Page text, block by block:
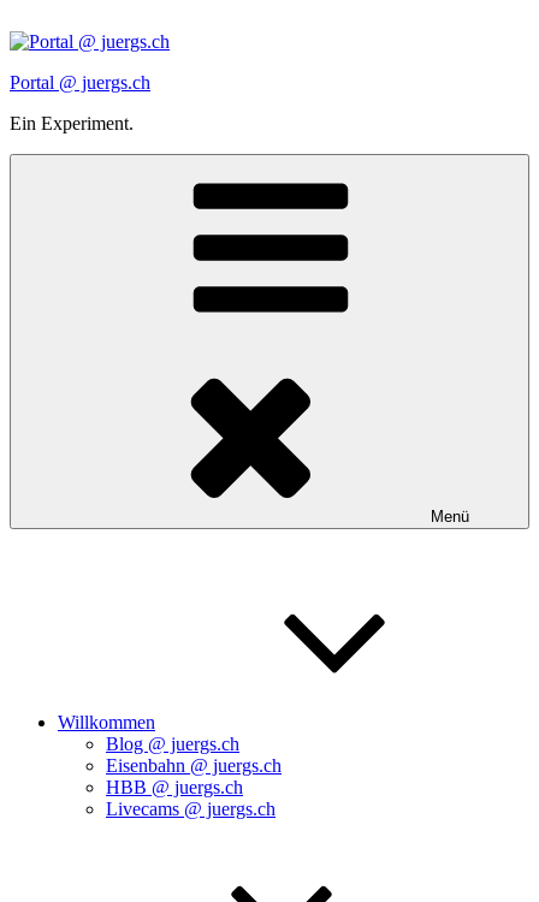
Inhalt
Portal @ juergs.ch
Ein Experiment.
Menü
Willkommen
Blog @ juergs.ch
Eisenbahn @ juergs.ch
HBB @ juergs.ch
Livecams @ juergs.ch